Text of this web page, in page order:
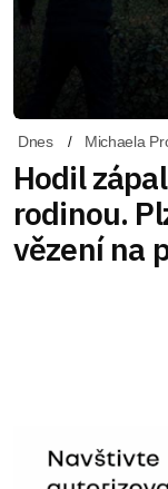
Dnes Michaela
Hodil
rodinou.
vězení na